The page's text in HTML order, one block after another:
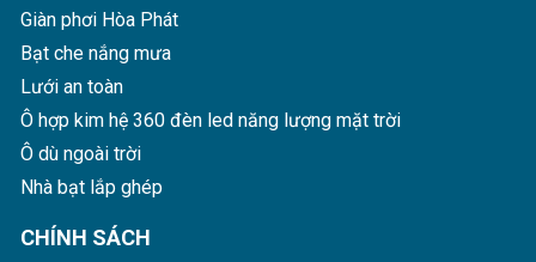
Giàn phơi Hòa Phát
Bạt che nắng mưa
Lưới an toàn
Ô hợp kim hệ 360 đèn led năng lượng mặt trời
Ô dù ngoài trời
Nhà bạt lắp ghép
CHÍNH SÁCH